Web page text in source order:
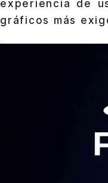
experiencia de
gráficos más